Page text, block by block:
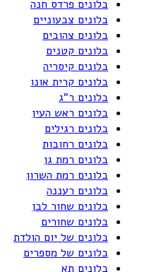
בלונים פרדס חנה
בלונים צבעוניים
בלונים צהובים
בלונים קטנים
בלונים קיסריה
בלונים קרית אונו
בלונים ר"ג
בלונים ראש העין
בלונים רגילים
בלונים רחובות
בלונים רמת גן
בלונים רמת השרון
בלונים רעננה
בלונים שחור לבן
בלונים שחורים
בלונים של יום הולדת
בלונים של מספרים
בלונים תא